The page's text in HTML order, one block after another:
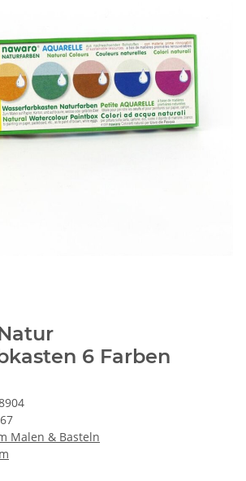
6 Farben
Malen & Basteln